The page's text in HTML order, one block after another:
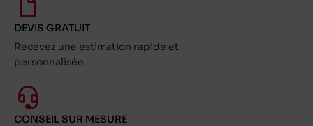
DEVIS GRATUIT
Recevez une estimation rapide et
personnalisée.
CONSEIL SUR MESURE